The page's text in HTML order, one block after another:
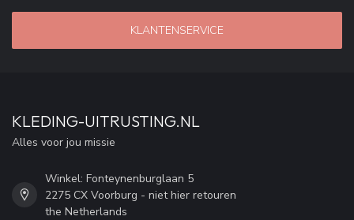
KLANTENSERVICE
KLEDING-UITRUSTING.NL
Alles voor jou missie
Winkel: Fonteynenburglaan 5
2275 CX Voorburg - niet hier retouren
the Netherlands